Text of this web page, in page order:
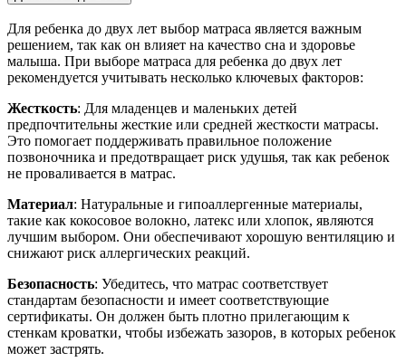
Для ребенка до двух лет выбор матраса является важным
решением, так как он влияет на качество сна и здоровье
малыша. При выборе матраса для ребенка до двух лет
рекомендуется учитывать несколько ключевых факторов:
Жесткость: Для младенцев и маленьких детей
предпочтительны жесткие или средней жесткости матрасы.
Это помогает поддерживать правильное положение
позвоночника и предотвращает риск удушья, так как ребенок
не проваливается в матрас.
Материал: Натуральные и гипоаллергенные материалы,
такие как кокосовое волокно, латекс или хлопок, являются
лучшим выбором. Они обеспечивают хорошую вентиляцию и
снижают риск аллергических реакций.
Безопасность: Убедитесь, что матрас соответствует
стандартам безопасности и имеет соответствующие
сертификаты. Он должен быть плотно прилегающим к
стенкам кроватки, чтобы избежать зазоров, в которых ребенок
может застрять.